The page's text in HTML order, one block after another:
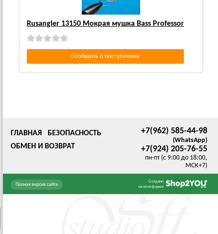
Rusangler 13150 Мокрая мушка Bass Professor
Сообщить о поступлении
+7(962) 585-44-98
(WhatsApp)
+7(924) 205-76-55
пн-пт (с 9:00 до 18:00,
МСК+7)
ГЛАВНАЯ
БЕЗОПАСНОСТЬ
ОБМЕН И ВОЗВРАТ
Создано
на платформе
Полная версия сайта